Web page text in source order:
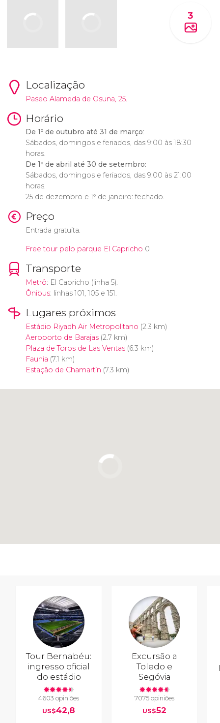
3
Localização
Paseo Alameda de Osuna, 25.
Horário
De 1º de outubro até 31 de março:
Sábados, domingos e feriados, das 9:00 às 18:30
horas.
De 1º de abril até 30 de setembro:
Sábados, domingos e feriados, das 9:00 às 21:00
horas.
25 de dezembro e 1º de janeiro: fechado.
Preço
Entrada gratuita.
Free tour pelo parque El Capricho 0
Transporte
Metrô: El Capricho (linha 5).
Ônibus: linhas 101, 105 e 151.
Lugares próximos
Estádio Riyadh Air Metropolitano (2.3 km)
Aeroporto de Barajas(2.7 km)
Plaza de Toros de Las Ventas(6.3 km)
Faunia (7.1 km)
Estação de Chamartín (7.3 km)
Tour Bernabéu:
ingresso oficial
do estádio
4603 opiniões
US$42,8
Excursão a
Toledo e
Segóvia
7075 opiniões
US$52